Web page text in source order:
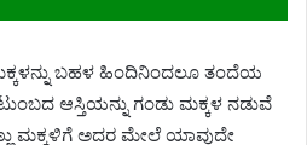
ಬಹಳ ಹಿಂದಿನಿಂದಲೂ ತಂದೆಯ
ಆಸ್ತಿಯನ್ನು ಗಂಡು ಮಕ್ಕಳ ನಡುವೆ
ಮಕ್ಕಳಿಗೆ ಅದರ ಮೇಲೆ ಯಾವುದೇ